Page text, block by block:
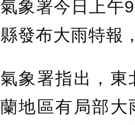
氣象署今日上午
縣發布大雨特報
氣象署指出，
蘭地區有局部大